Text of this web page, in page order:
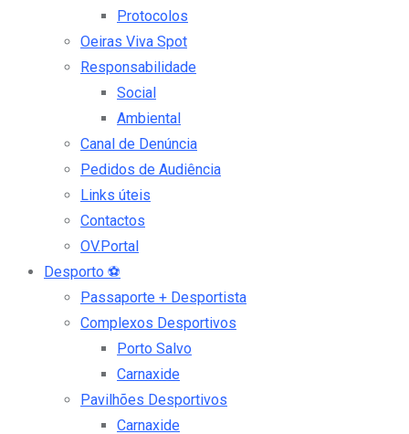
Protocolos
Oeiras Viva Spot
Responsabilidade
Social
Ambiental
Canal de Denúncia
Pedidos de Audiência
Links úteis
Contactos
OV.Portal
Desporto ⚽
Passaporte + Desportista
Complexos Desportivos
Porto Salvo
Carnaxide
Pavilhões Desportivos
Carnaxide